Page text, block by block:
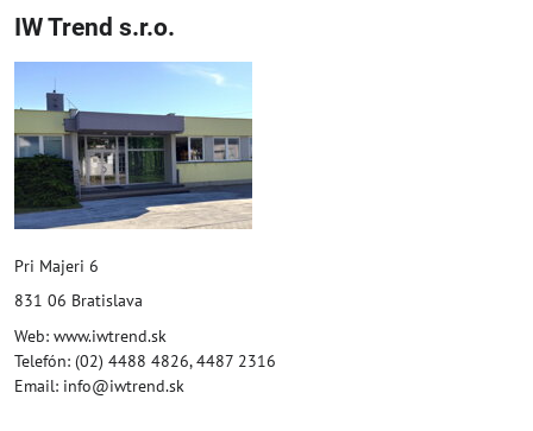
IW Trend s.r.o.
Pri Majeri 6
831 06 Bratislava
Web: www.iwtrend.sk
Telefón: (02) 4488 4826, 4487 2316
Email: info@iwtrend.sk